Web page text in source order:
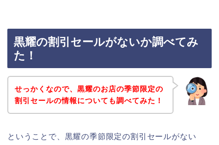
黒耀の割引セールがないか調べてみ
た！
せっかくなので、黒耀のお店の季節限定の
割引セールの情報についても調べてみた！
ということで、黒耀の季節限定の割引セールがない